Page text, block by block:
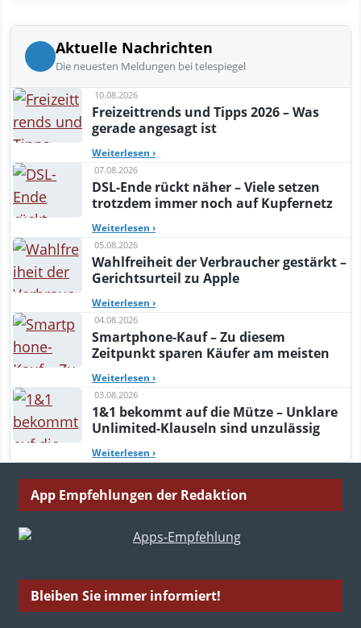
Aktuelle Nachrichten
Die neuesten Meldungen bei telespiegel
10.08.2026
Freizeittrends und Tipps 2026 – Was
gerade angesagt ist
Weiterlesen ›
07.08.2026
DSL-Ende rückt näher – Viele setzen
trotzdem immer noch auf Kupfernetz
Weiterlesen ›
05.08.2026
Wahlfreiheit der Verbraucher gestärkt –
Gerichtsurteil zu Apple
Weiterlesen ›
04.08.2026
Smartphone-Kauf – Zu diesem
Zeitpunkt sparen Käufer am meisten
Weiterlesen ›
03.08.2026
1&1 bekommt auf die Mütze – Unklare
Unlimited-Klauseln sind unzulässig
Weiterlesen ›
App Empfehlungen der Redaktion
Bleiben Sie immer informiert!